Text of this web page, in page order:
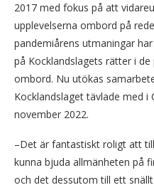
2017 med fokus på att
upplevelserna ombord på
pandemiårens utmaningar
på Kocklandslagets rätter i
ombord. Nu utökas
Kocklandslaget tävlade med i
november 2022.
–Det är fantastiskt roligt att
kunna bjuda allmänheten på
och det dessutom till ett